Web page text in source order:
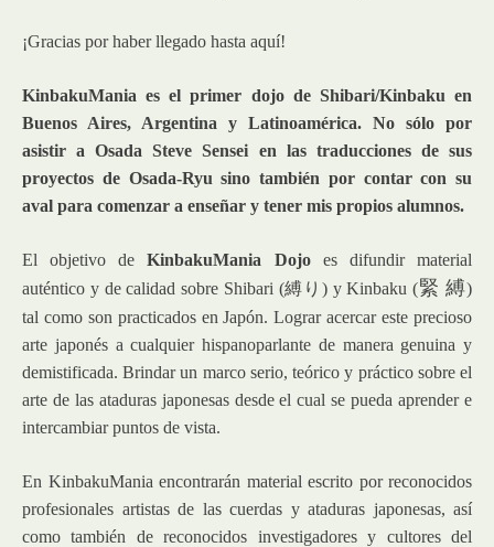
¡Gracias por haber llegado hasta aquí!
KinbakuMania es el primer dojo de Shibari/Kinbaku en
Buenos Aires, Argentina y Latinoamérica. No sólo por
asistir a Osada Steve Sensei en las traducciones de sus
proyectos de Osada-Ryu sino también por contar con su
aval para comenzar a enseñar y tener mis propios alumnos.
El objetivo deKinbakuMania Dojoes difundir material
auténtico y de calidad sobre Shibari (縛り) y Kinbaku (緊 縛)
tal como son practicados en Japón. Lograr acercar este precioso
arte japonés a cualquier hispanoparlante de manera genuina y
demistificada. Brindar un marco serio, teórico y práctico sobre el
arte de las ataduras japonesas desde el cual se pueda aprender e
intercambiar puntos de vista.
En KinbakuMania encontrarán material escrito por reconocidos
profesionales artistas de las cuerdas y ataduras japonesas, así
como también de reconocidos investigadores y cultores del